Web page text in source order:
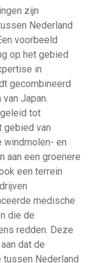
zijn
Nederland
voorbeeld
op het gebied
in
gecombineerd
Japan.
tot
gebied van
windmolen- en
aan een groenere
een terrein
medische
die de
redden. Deze
dat de
Nederland